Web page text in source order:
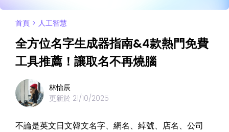
首頁 > 人工智慧
全方位名字生成器指南&4款熱門免費
工具推薦！讓取名不再燒腦
林怡辰
更新於 21/10/2025
不論是英文日文韓文名字、網名、綽號、店名、公司